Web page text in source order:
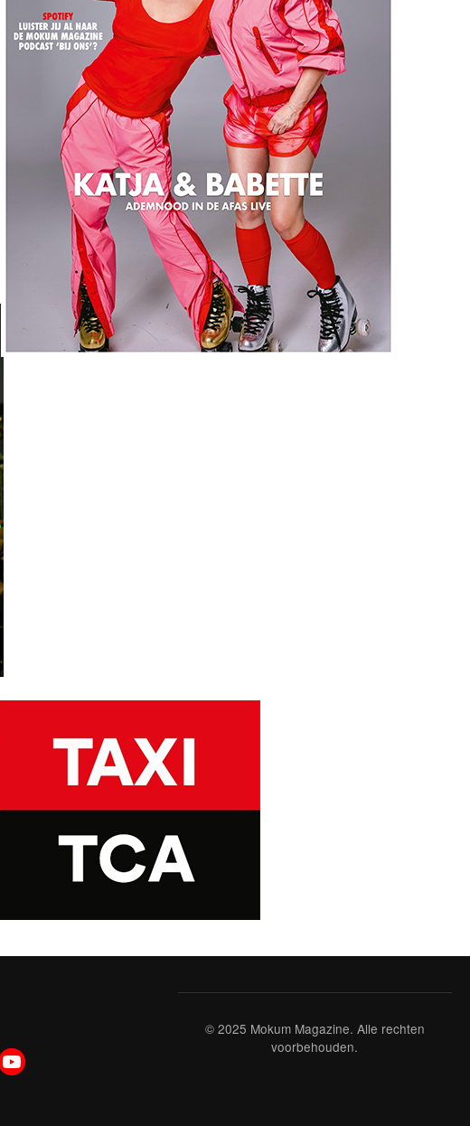
© 2025 Mokum Magazine. Alle rechten
voorbehouden.